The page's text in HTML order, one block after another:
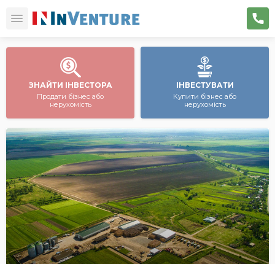
ЗНАЙТИ ІНВЕСТОРА
Продати бізнес або
нерухомість
ІНВЕСТУВАТИ
Купити бізнес або
нерухомість